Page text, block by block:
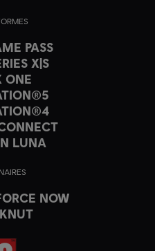
PASS
X|S
ONE
LUNA
NOW